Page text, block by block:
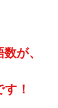
が、
！